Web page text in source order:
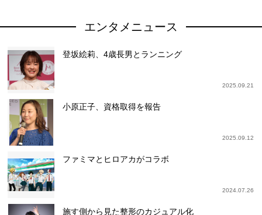
エンタメニュース
登坂絵莉、4歳長男とランニング
2025.09.21
小原正子、資格取得を報告
2025.09.12
ファミマとヒロアカがコラボ
2024.07.26
施す側から見た整形のカジュアル化